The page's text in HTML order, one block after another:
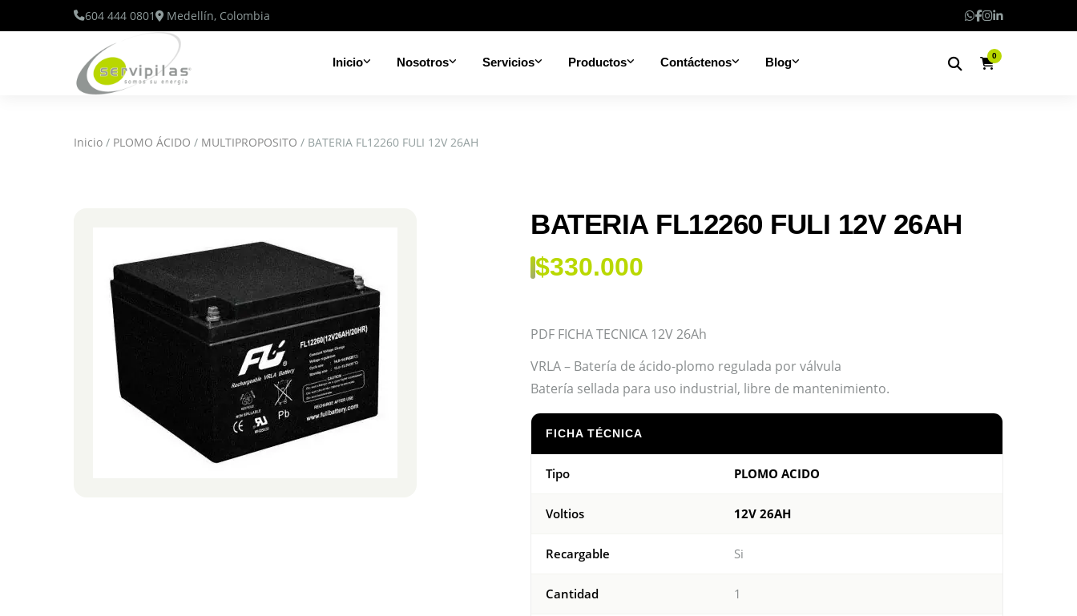
604 444 0801 Medellín, Colombia
Inicio Nosotros Servicios Productos Contáctenos Blog 0
Inicio / PLOMO ÁCIDO / MULTIPROPOSITO / BATERIA FL12260 FULI 12V 26AH
BATERIA FL12260 FULI 12V 26AH
$330.000
PDF FICHA TECNICA 12V 26Ah
VRLA – Batería de ácido-plomo regulada por válvula
Batería sellada para uso industrial, libre de mantenimiento.
FICHA TÉCNICA
Tipo PLOMO ACIDO
Voltios 12V 26AH
Recargable Si
Cantidad 1